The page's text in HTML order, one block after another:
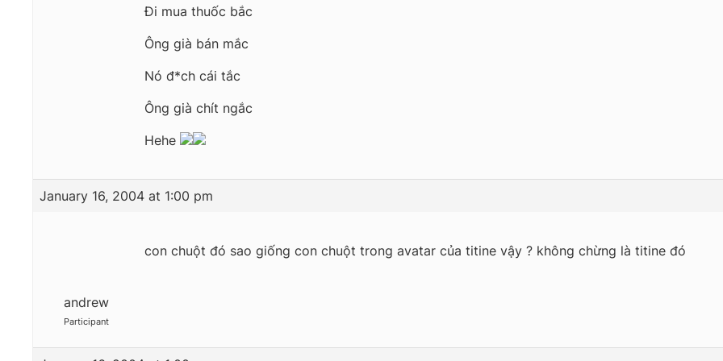
Đi mua thuốc bắc
Ông già bán mắc
Nó đ*ch cái tắc
Ông già chít ngắc
Hehe
January 16, 2004 at 1:00 pm
andrew
Participant
con chuột đó sao giống con chuột trong avatar của titine vậy ? không chừng là titine đó